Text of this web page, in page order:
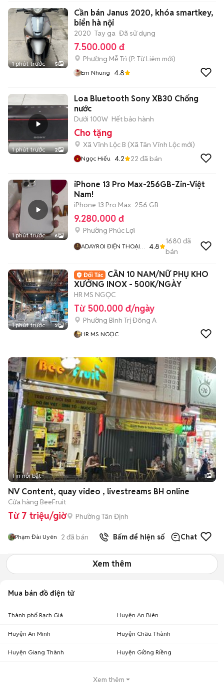
1 phút trước 5
Cần bán Janus 2020, khóa smartkey,
biển hà nội
2020 Tay ga Đã sử dụng
7.500.000 đ
Phường Mễ Trì (P. Từ Liêm mới)
Em Nhung 4.8
1 phút trước 2
Loa Bluetooth Sony XB30 Chống
nước
Dưới 100W Hết bảo hành
Cho tặng
Xã Vĩnh Lộc B (Xã Tân Vĩnh Lộc mới)
Ngọc Hiếu 4.2 22 đã bán
1 phút trước 6
iPhone 13 Pro Max-256GB-Zin-Việt
Nam!
iPhone 13 Pro Max 256 GB
9.280.000 đ
Phường Phúc Lợi
ADAYROI ĐIỆN THOẠI
4.8
1680 đã
bán
1 phút trước 2
CẦN 10 NAM/NỮ PHỤ KHO
XƯỞNG INOX - 500K/NGÀY
HR MS NGỌC
Từ 500.000 đ/ngày
Phường Bình Trị Đông A
HR MS NGỌC
Tin nổi bật 1
NV Content, quay video , livestreams BH online
Cửa hàng BeeFruit
Từ 7 triệu/giờ Phường Tân Định
Phạm Đài Uyên 2 đã bán Bấm để hiện số Chat
Xem thêm
Mua bán đồ điện tử
Thành phố Rạch Giá Huyện An Biên
Huyện An Minh Huyện Châu Thành
Huyện Giang Thành Huyện Giồng Riềng
Xem thêm